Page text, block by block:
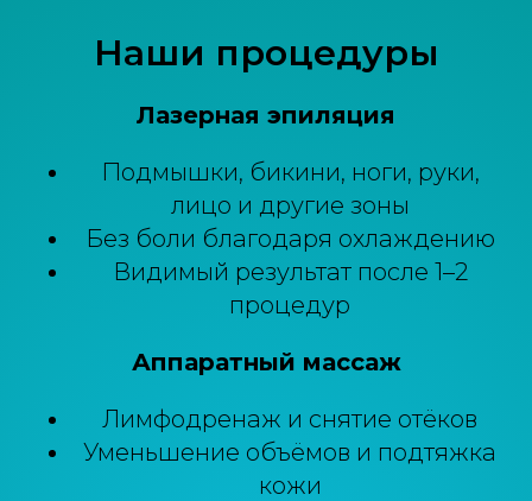
Наши процедуры
Лазерная эпиляция
Подмышки, бикини, ноги, руки,
лицо и другие зоны
Без боли благодаря охлаждению
Видимый результат после 1–2
процедур
Аппаратный массаж
Лимфодренаж и снятие отёков
Уменьшение объёмов и подтяжка
кожи